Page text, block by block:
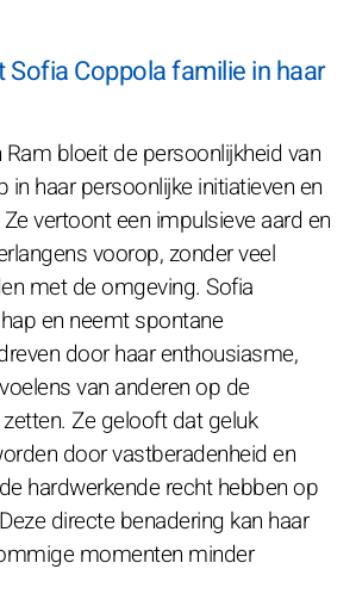
Coppola familie in haar
bloeit de persoonlijkheid van
in haar persoonlijke initiatieven en
vertoont een impulsieve aard en
voorop, zonder veel
met de omgeving. Sofia
en neemt spontane
door haar enthousiasme,
van anderen op de
Ze gelooft dat geluk
door vastberadenheid en
hardwerkende recht hebben op
directe benadering kan haar
momenten minder